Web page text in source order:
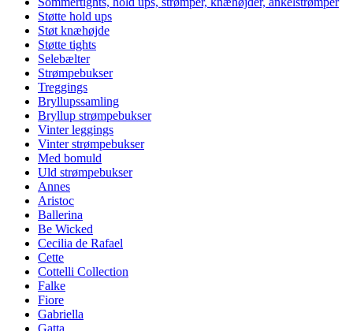
Støtte hold ups
Støt knæhøjde
Støtte tights
Selebælter
Strømpebukser
Treggings
Bryllupssamling
Bryllup strømpebukser
Vinter leggings
Vinter strømpebukser
Med bomuld
Uld strømpebukser
Annes
Aristoc
Ballerina
Be Wicked
Cecilia de Rafael
Cette
Cottelli Collection
Falke
Fiore
Gabriella
Gatta